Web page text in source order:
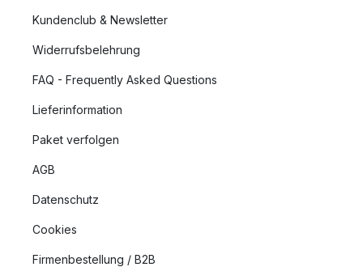
Kundenclub & Newsletter
Widerrufsbelehrung
FAQ - Frequently Asked Questions
Lieferinformation
Paket verfolgen
AGB
Datenschutz
Cookies
Firmenbestellung / B2B